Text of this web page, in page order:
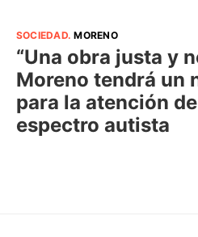
SOCIEDAD.MORENO
“Una obra justa y
Moreno tendrá un
para la atención
espectro autista